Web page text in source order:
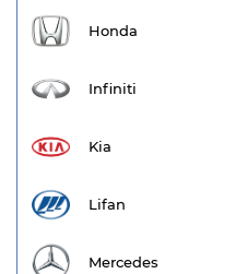
Honda
Infiniti
Kia
Lifan
Mercedes